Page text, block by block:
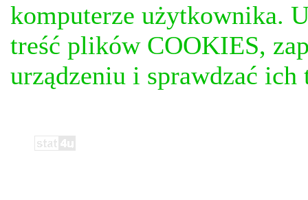
komputerze użytkownika.
treść plików COOKIES,
urządzeniu i sprawdzać ich